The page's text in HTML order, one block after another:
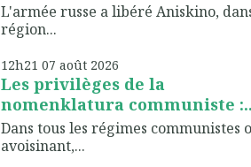
L'armée russe a libéré Aniskino,
région...
12h21 07 août 2026
Les privilèges de la
nomenklatura communiste
Dans tous les régimes communistes
avoisinant,...